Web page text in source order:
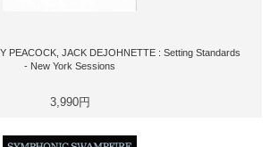
PEACOCK, JACK DEJOHNETTE : Setting Standards
- New York Sessions
3,990円